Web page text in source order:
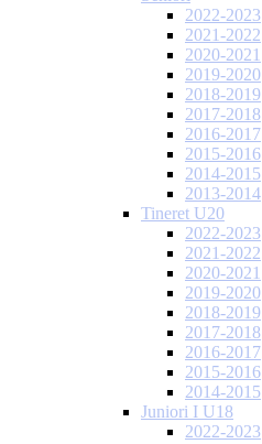
2022-2023
2021-2022
2020-2021
2019-2020
2018-2019
2017-2018
2016-2017
2015-2016
2014-2015
2013-2014
Tineret U20
2022-2023
2021-2022
2020-2021
2019-2020
2018-2019
2017-2018
2016-2017
2015-2016
2014-2015
Juniori I U18
2022-2023